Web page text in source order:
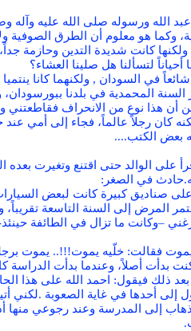
الله ورسوله صلى الله عليه وآله
وكما هو معلوم أن الطرق الصوفية
كانت شديدة التدين وحازمة
لتسألنا هل صلينا العشاء؟
في السودان , ولكنهما كانا
المحمدية في بلدنا
أن هذا نوع من الانحراف فقاطعتني
كان رجلاً عالماً، فجاء إلى أمي
بعض الكتب....
الوالد حتى اقتنع وتغيرت بعده
في الصغر:
على صناديق كبيرة كانت لبعض
إلى السنة التاسعة تقريباً،
ما تزال في الطائفة حينئذ-
فقالت: خلّيه يموت!!!.. يموت
بدأت أصلاً، وعندما بدأت الدراسة
ذلك فيقول: احمد الله على هذا
إلى أحدها في غاية الصعوبة
إلى المدرسة وعند رجوعي